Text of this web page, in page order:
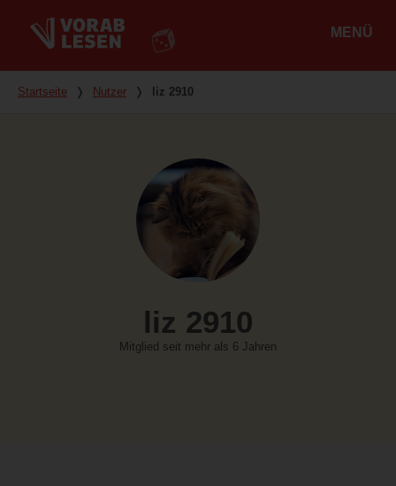
MENÜ
Du bist hier
Startseite ❭ Nutzer ❭ liz 2910
liz 2910
Mitglied seit mehr als 6 Jahren